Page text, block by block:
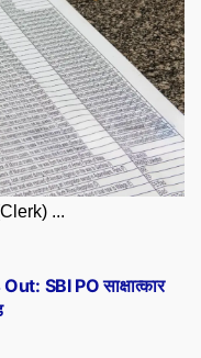
...
SBI PO साक्षात्कार